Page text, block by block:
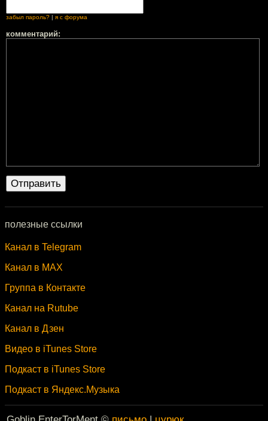
забыл пароль? я с форума
комментарий:
полезные ссылки
Канал в Telegram
Канал в MAX
Группа в Контакте
Канал на Rutube
Канал в Дзен
Видео в iTunes Store
Подкаст в iTunes Store
Подкаст в Яндекс.Музыка